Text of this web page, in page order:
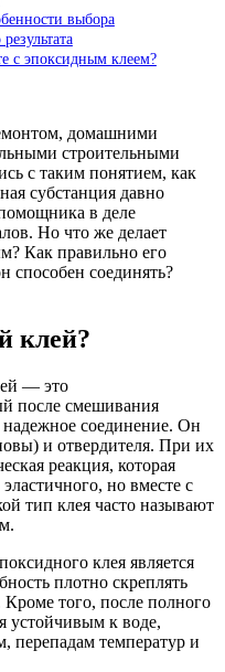
выбора
с эпоксидным клеем?
домашними
строительными
с таким понятием, как
субстанция давно
в деле
Но что же делает
Как правильно его
способен соединять?
клей?
— это
после смешивания
надежное соединение. Он
и отвердителя. При их
реакция, которая
но вместе с
тип клея часто называют
клея является
плотно скреплять
того, после полного
устойчивым к воде,
перепадам температур и